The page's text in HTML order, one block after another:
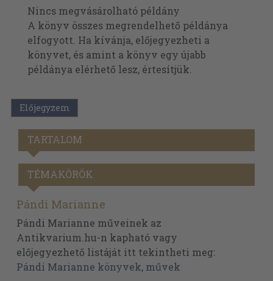
Nincs megvásárolható példány
A könyv összes megrendelhető példánya
elfogyott. Ha kívánja, előjegyezheti a
könyvet, és amint a könyv egy újabb
példánya elérhető lesz, értesítjük.
Előjegyzem
TARTALOM
TÉMAKÖRÖK
Pándi Marianne
Pándi Marianne műveinek az
Antikvarium.hu-n kapható vagy
előjegyezhető listáját itt tekintheti meg:
Pándi Marianne könyvek, művek